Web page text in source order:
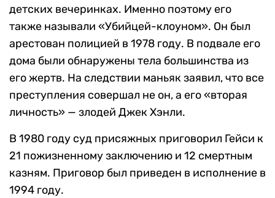
детских вечеринках. Именно поэтому его
также называли «Убийцей-клоуном». Он был
арестован полицией в 1978 году. В подвале его
дома были обнаружены тела большинства из
его жертв. На следствии маньяк заявил, что все
преступления совершал не он, а его «вторая
личность» — злодей Джек Хэнли.
В 1980 году суд присяжных приговорил Гейси к
21 пожизненному заключению и 12 смертным
казням. Приговор был приведен в исполнение в
1994 году.